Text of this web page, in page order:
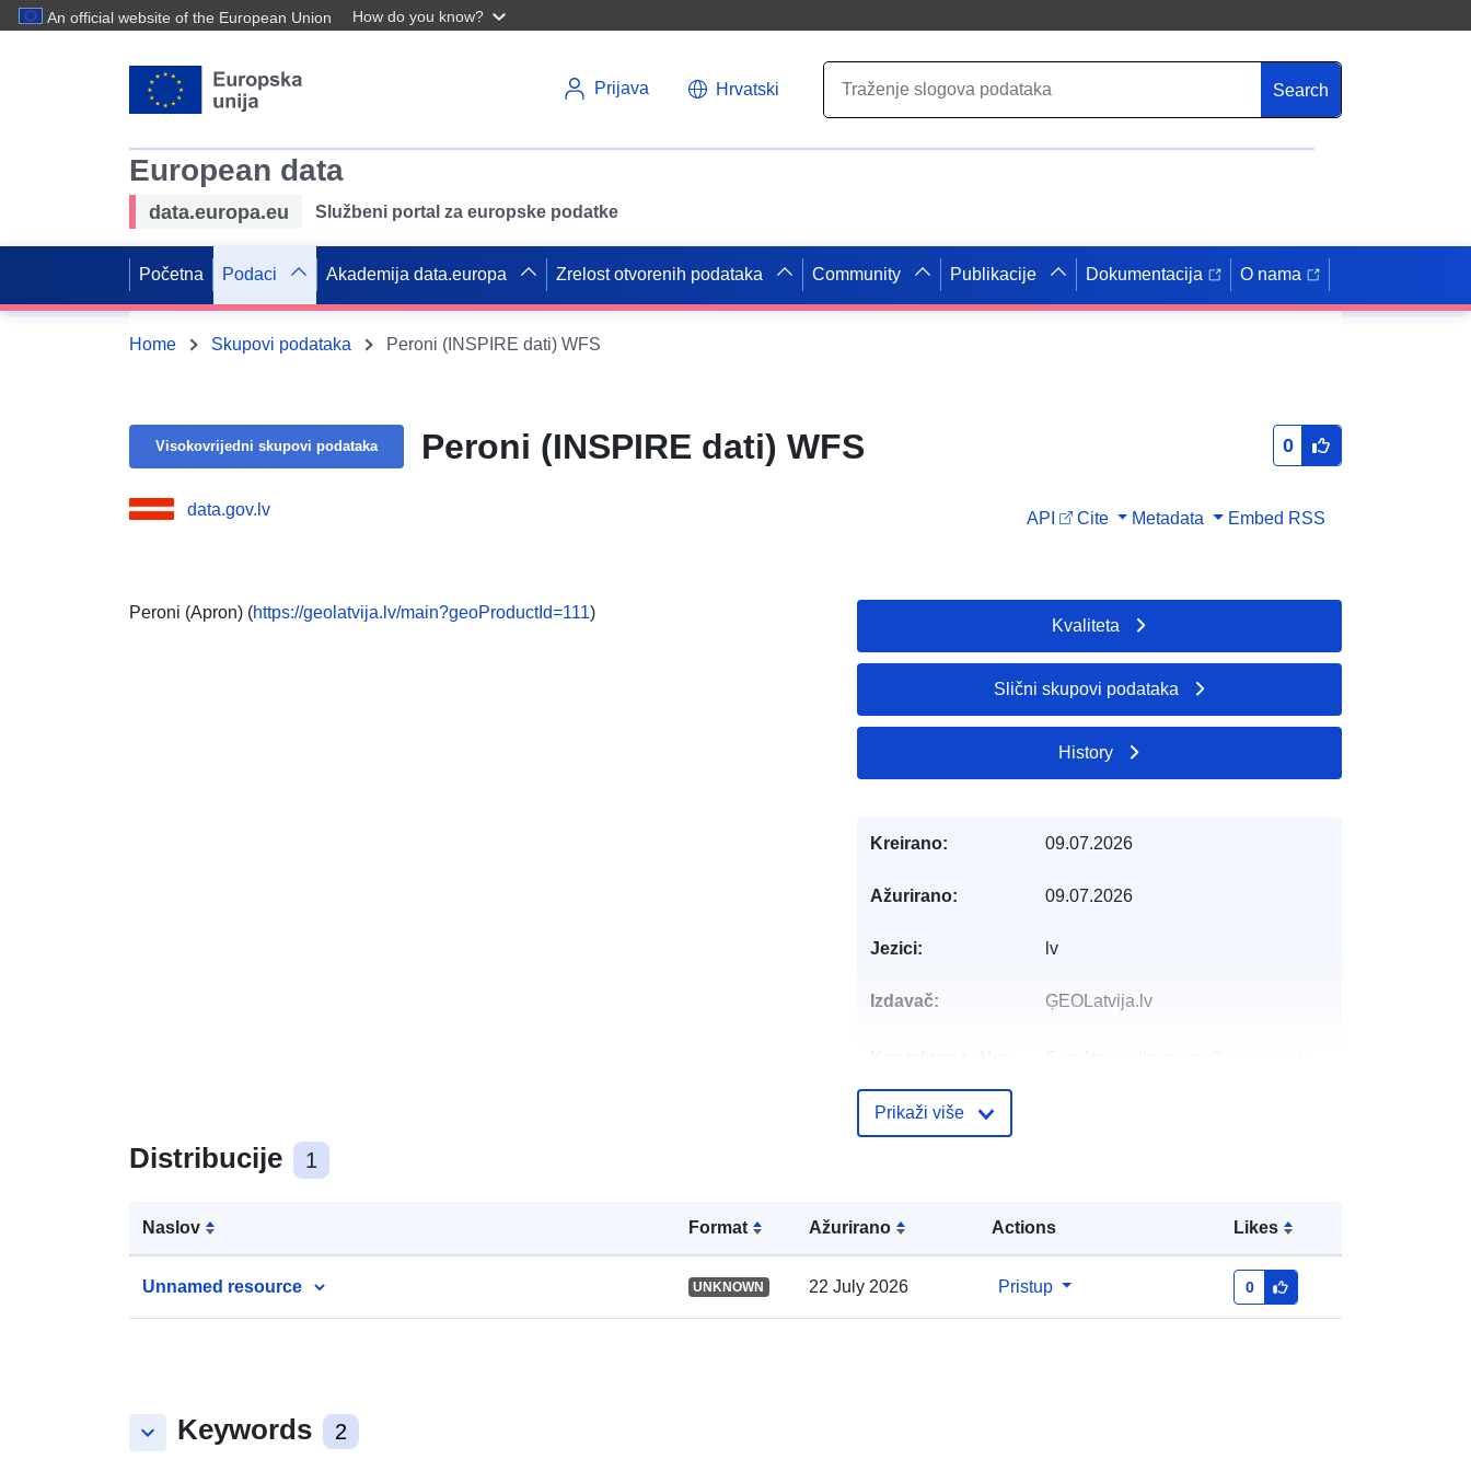
An official website of the European Union How do you know?
Prijava Hrvatski Search
European data
data.europa.eu Službeni portal za europske podatke
Početna Podaci Akademija data.europa Zrelost otvorenih podataka Community Publikacije Dokumentacija O nama
Home Skupovi podataka Peroni (INSPIRE dati) WFS
Visokovrijedni skupovi podataka Peroni (INSPIRE dati) WFS 0
data.gov.lv API Cite Metadata Embed RSS
Peroni (Apron) (https://geolatvija.lv/main?geoProductId=111)
Distribucije 1
Naslov Formаt Ažurirano Actions Likes
Unnamed resource UNKNOWN 22 July 2026 Pristup 0
keyboard_arrow_down Keywords 2
Kvaliteta
Slični skupovi podataka
History
Kreirano: 09.07.2026
Ažurirano: 09.07.2026
Jezici: lv
Izdavač: ĢEOLatvija.lv
Kataloški
registar:
Prostorno: Koordinate:
55.6 ], [ 20.7, 58.1 ], [ 28.5, 58.1 ], [
Prikaži više